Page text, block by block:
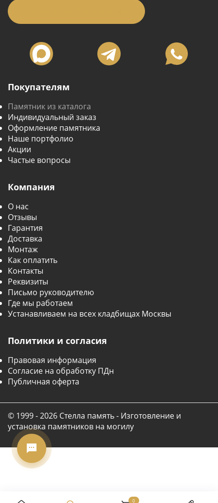
0
Покупателям
Памятник из каталога
Индивидуальный заказ
Оформление памятника
Наше портфолио
Акции
Частые вопросы
Компания
О нас
Отзывы
Гарантия
Доставка
Монтаж
Как оплатить
Контакты
Реквизиты
Письмо руководителю
Где мы работаем
Устанавливаем на всех кладбищах Москвы
Политики и согласия
Правовая информация
Согласие на обработку ПДн
Публичная оферта
© 1999 - 2026 Стелла память - Изготовление и
установка памятников на могилу